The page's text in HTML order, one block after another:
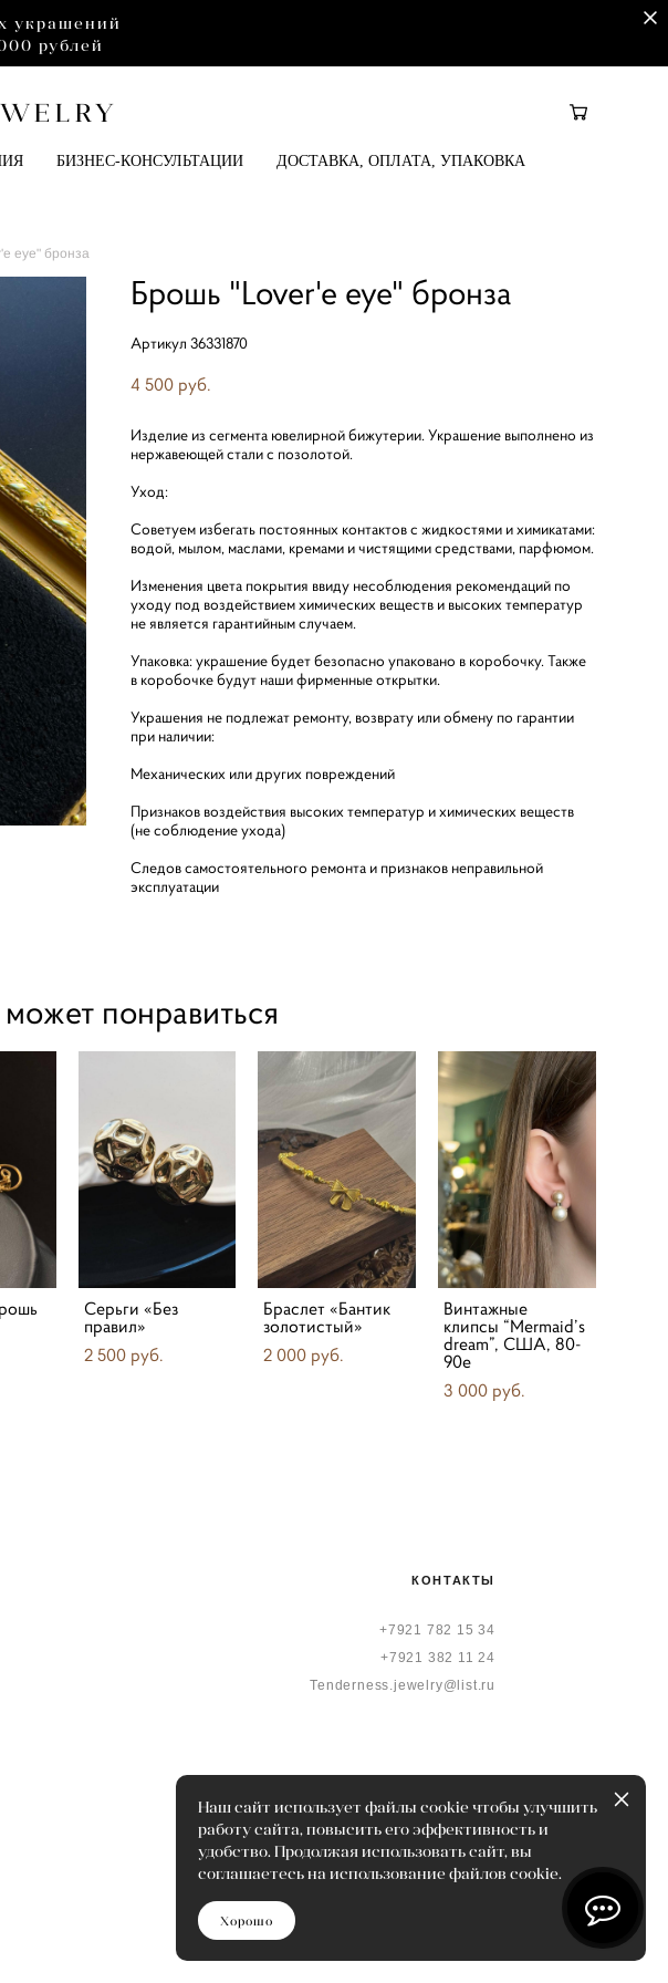
украшений
рублей
БИЗНЕС-КОНСУЛЬТАЦИИ ДОСТАВКА, ОПЛАТА, УПАКОВКА
eye" бронза
Брошь "Lover'e eye" бронза
Артикул 36331870
4 500 pуб.
Изделие из сегмента ювелирной бижутерии. Украшение выполнено из
нержавеющей стали с позолотой.
Уход:
Советуем избегать постоянных контактов с жидкостями и химикатами:
водой, мылом, маслами, кремами и чистящими средствами, парфюмом.
Изменения цвета покрытия ввиду несоблюдения рекомендаций по
уходу под воздействием химических веществ и высоких температур
не является гарантийным случаем.
Упаковка: украшение будет безопасно упаковано в коробочку. Также
в коробочке будут наши фирменные открытки.
Украшения не подлежат ремонту, возврату или обмену по гарантии
при наличии:
Механических или других повреждений
Признаков воздействия высоких температур и химических веществ
(не соблюдение ухода)
Следов самостоятельного ремонта и признаков неправильной
эксплуатации
понравиться
Серьги «Без
правил»
2 500 pуб.
Браслет «Бантик
золотистый»
2 000 pуб.
Винтажные
клипсы “Mermaid’s
dream”, США, 80-
90е
3 000 pуб.
КОНТАКТЫ
+7921 782 15 34
+7921 382 11 24
Tenderness.jewelry@list.ru
Наш сайт использует файлы cookie чтобы улучшить
работу сайта, повысить его эффективность и
удобство. Продолжая использовать сайт, вы
соглашаетесь на использование файлов cookie.
Хорошо